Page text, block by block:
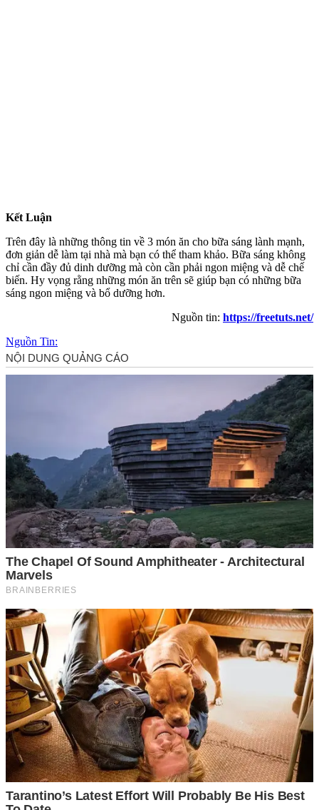
Kết Luận
Trên đây là những thông tin về 3 món ăn cho bữa sáng lành mạnh,
đơn giản dễ làm tại nhà mà bạn có thể tham khảo. Bữa sáng không
chỉ cần đầy đủ dinh dưỡng mà còn cần phải ngon miệng và dễ chế
biến. Hy vọng rằng những món ăn trên sẽ giúp bạn có những bữa
sáng ngon miệng và bổ dưỡng hơn.
Nguồn tin: https://freetuts.net/
Nguồn Tin: